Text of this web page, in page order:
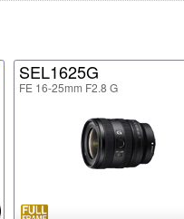
SEL1625G
FE 16-25mm F2.8 G